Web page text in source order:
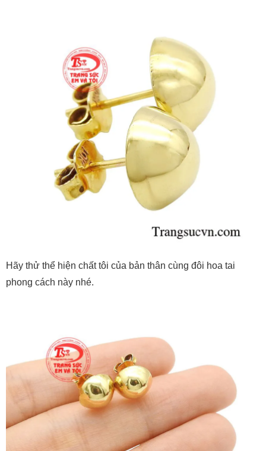
Hãy thử thể hiện chất tôi của bản thân cùng đôi hoa tai
phong cách này nhé.